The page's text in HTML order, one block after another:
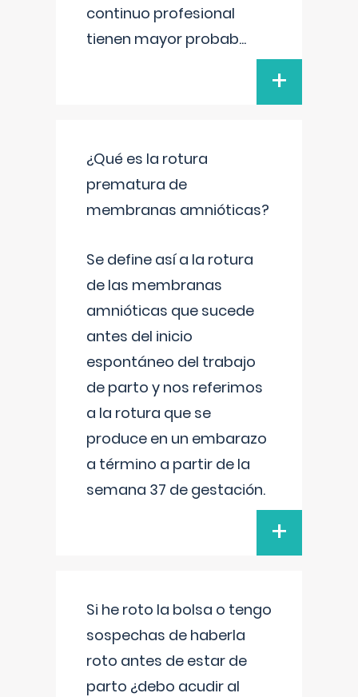
continuo profesional
tienen mayor probab...
+
¿Qué es la rotura
prematura de
membranas amnióticas?
Se define así a la rotura
de las membranas
amnióticas que sucede
antes del inicio
espontáneo del trabajo
de parto y nos referimos
a la rotura que se
produce en un embarazo
a término a partir de la
semana 37 de gestación.
+
Si he roto la bolsa o tengo
sospechas de haberla
roto antes de estar de
parto ¿debo acudir al